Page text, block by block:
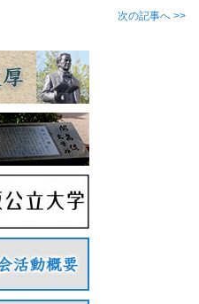
次の記事へ >>